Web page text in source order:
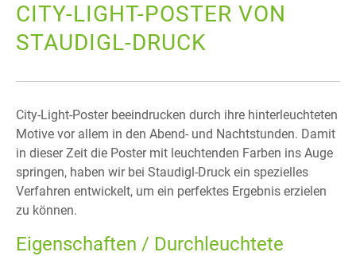
CITY-LIGHT-POSTER VON
STAUDIGL-DRUCK
City-Light-Poster beeindrucken durch ihre hinterleuchteten
Motive vor allem in den Abend- und Nachtstunden. Damit
in dieser Zeit die Poster mit leuchtenden Farben ins Auge
springen, haben wir bei Staudigl-Druck ein spezielles
Verfahren entwickelt, um ein perfektes Ergebnis erzielen
zu können.
Eigenschaften / Durchleuchtete